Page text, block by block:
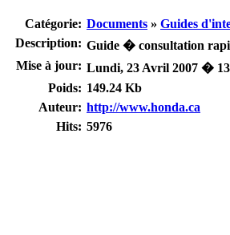
Catégorie: Documents » Guides
Description: Guide � consultation
Mise à jour: Lundi, 23 Avril 2007 �
Poids: 149.24 Kb
Auteur: http://www.honda.ca
Hits: 5976